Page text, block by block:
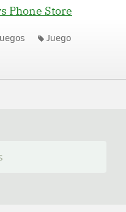
Phone Store
Juego